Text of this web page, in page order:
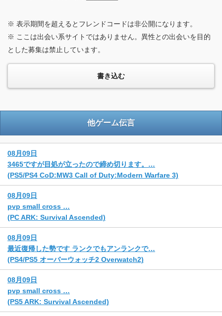
※ 表示期間を超えるとフレンドコードは非公開になります。
※ ここは出会い系サイトではありません。異性との出会いを目的
とした募集は禁止しています。
他ゲーム伝言
08月09日
3465ですが目処が立ったので締め切ります。…
(PS5/PS4 CoD:MW3 Call of Duty:Modern Warfare 3)
08月09日
pvp small cross …
(PC ARK: Survival Ascended)
08月09日
最近復帰した勢です ランクでもアンランクで…
(PS4/PS5 オーバーウォッチ2 Overwatch2)
08月09日
pvp small cross …
(PS5 ARK: Survival Ascended)